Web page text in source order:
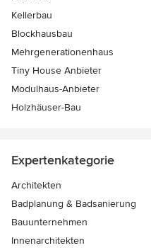
Kellerbau
Blockhausbau
Mehrgenerationenhaus
Tiny House Anbieter
Modulhaus-Anbieter
Holzhäuser-Bau
Expertenkategorie
Architekten
Badplanung & Badsanierung
Bauunternehmen
Innenarchitekten